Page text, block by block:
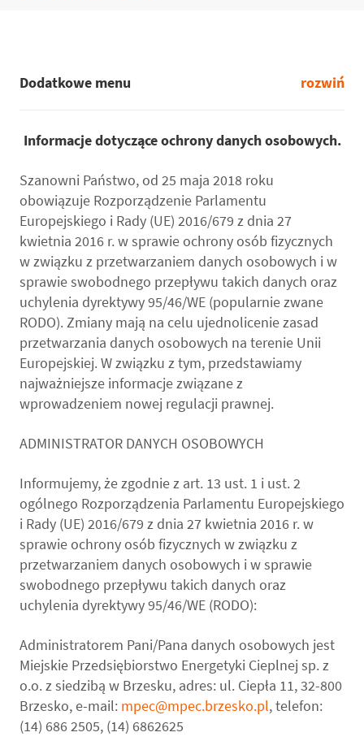
Dodatkowe menu rozwiń
Informacje dotyczące ochrony danych osobowych.
Szanowni Państwo, od 25 maja 2018 roku
obowiązuje Rozporządzenie Parlamentu
Europejskiego i Rady (UE) 2016/679 z dnia 27
kwietnia 2016 r. w sprawie ochrony osób fizycznych
w związku z przetwarzaniem danych osobowych i w
sprawie swobodnego przepływu takich danych oraz
uchylenia dyrektywy 95/46/WE (popularnie zwane
RODO). Zmiany mają na celu ujednolicenie zasad
przetwarzania danych osobowych na terenie Unii
Europejskiej. W związku z tym, przedstawiamy
najważniejsze informacje związane z
wprowadzeniem nowej regulacji prawnej.
ADMINISTRATOR DANYCH OSOBOWYCH
Informujemy, że zgodnie z art. 13 ust. 1 i ust. 2
ogólnego Rozporządzenia Parlamentu Europejskiego
i Rady (UE) 2016/679 z dnia 27 kwietnia 2016 r. w
sprawie ochrony osób fizycznych w związku z
przetwarzaniem danych osobowych i w sprawie
swobodnego przepływu takich danych oraz
uchylenia dyrektywy 95/46/WE (RODO):
Administratorem Pani/Pana danych osobowych jest
Miejskie Przedsiębiorstwo Energetyki Cieplnej sp. z
o.o. z siedzibą w Brzesku, adres: ul. Ciepła 11, 32-800
Brzesko, e-mail: mpec@mpec.brzesko.pl, telefon:
(14) 686 2505, (14) 6862625